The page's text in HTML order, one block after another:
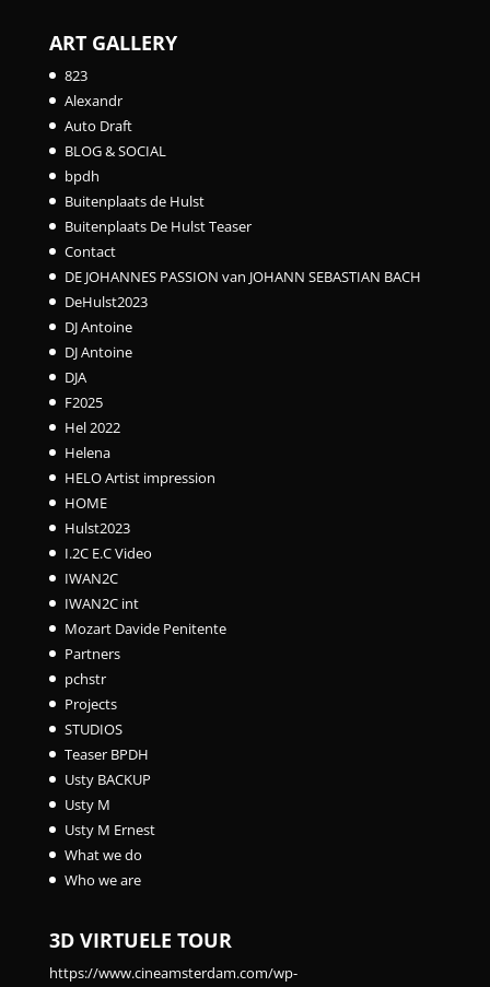
ART GALLERY
823
Alexandr
Auto Draft
BLOG & SOCIAL
bpdh
Buitenplaats de Hulst
Buitenplaats De Hulst Teaser
Contact
DE JOHANNES PASSION van JOHANN SEBASTIAN BACH
DeHulst2023
DJ Antoine
DJ Antoine
DJA
F2025
Hel 2022
Helena
HELO Artist impression
HOME
Hulst2023
I.2C E.C Video
IWAN2C
IWAN2C int
Mozart Davide Penitente
Partners
pchstr
Projects
STUDIOS
Teaser BPDH
Usty BACKUP
Usty M
Usty M Ernest
What we do
Who we are
3D VIRTUELE TOUR
https://www.cineamsterdam.com/wp-